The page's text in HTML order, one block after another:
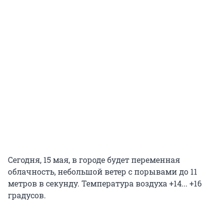
Сегодня, 15 мая, в городе будет переменная
облачность, небольшой ветер с порывами до 11
метров в секунду. Температура воздуха +14... +16
градусов.